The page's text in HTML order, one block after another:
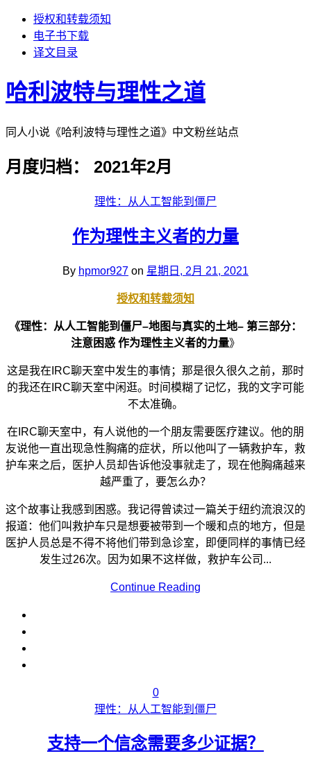
授权和转载须知
电子书下载
译文目录
哈利波特与理性之道
同人小说《哈利波特与理性之道》中文粉丝站点
月度归档： 2021年2月
理性：从人工智能到僵尸
作为理性主义者的力量
By hpmor927 on 星期日, 2月 21, 2021
授权和转载须知
《理性：从人工智能到僵尸–地图与真实的土地– 第三部分：
注意困惑 作为理性主义者的力量》
这是我在IRC聊天室中发生的事情；那是很久很久之前，那时
的我还在IRC聊天室中闲逛。时间模糊了记忆，我的文字可能
不太准确。
在IRC聊天室中，有人说他的一个朋友需要医疗建议。他的朋
友说他一直出现急性胸痛的症状，所以他叫了一辆救护车，救
护车来之后，医护人员却告诉他没事就走了，现在他胸痛越来
越严重了，要怎么办？
这个故事让我感到困惑。我记得曾读过一篇关于纽约流浪汉的
报道：他们叫救护车只是想要被带到一个暖和点的地方，但是
医护人员总是不得不将他们带到急诊室，即便同样的事情已经
发生过26次。因为如果不这样做，救护车公司...
Continue Reading
0
理性：从人工智能到僵尸
支持一个信念需要多少证据？